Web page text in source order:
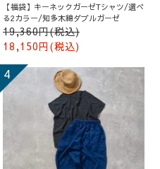
【福袋】キーネックガーゼTシャツ/選べ
る2カラー/知多木綿ダブルガーゼ
19,360円(税込)
18,150円(税込)